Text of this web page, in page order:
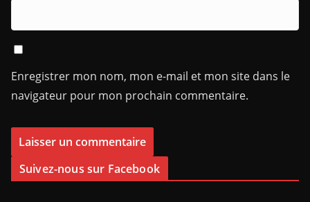
Enregistrer mon nom, mon e-mail et mon site dans le
navigateur pour mon prochain commentaire.
Suivez-nous sur Facebook